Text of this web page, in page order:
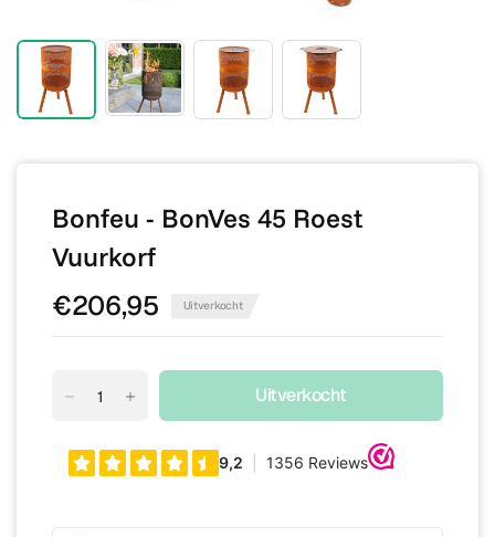
Bonfeu - BonVes 45 Roest
Vuurkorf
€206,95 Uitverkocht
Uitverkocht